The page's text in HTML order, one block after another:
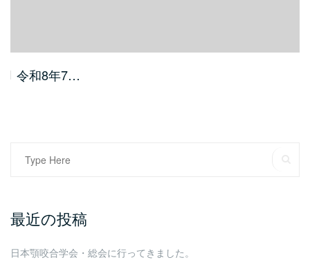
令和8年7…
Search
最近の投稿
日本顎咬合学会・総会に行ってきました。